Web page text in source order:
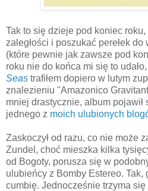
Tak to się dzieje pod koniec
zaległości i poszukać perełek
(które pewnie jak zawsze pod
roku nie do końca mi się to
Seas trafiłem dopiero w lutym
znalezieniu "Amazonico
mniej drastycznie, album pojawił
jednego z moich ulubionych
Zaskoczył od razu, co nie może
Zundel, choć mieszka kilka
od Bogoty, porusza się w
ulubieńcy z Bomby Estereo. Tak,
cumbię. Jednocześnie trzyma